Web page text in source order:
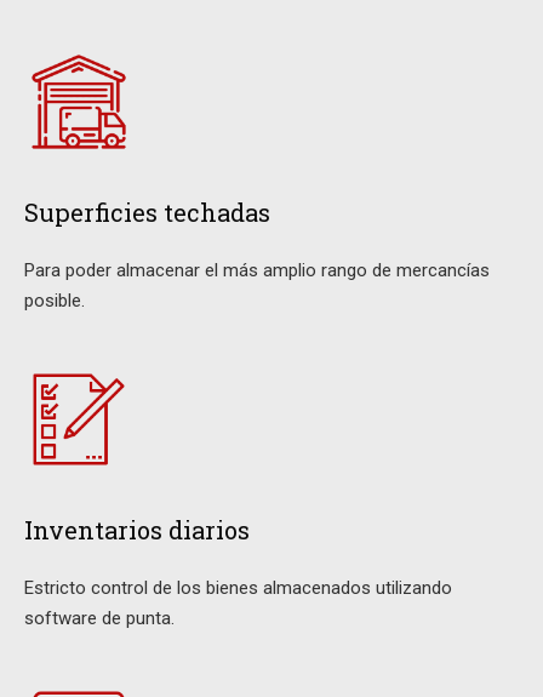
Superficies techadas
Para poder almacenar el más amplio rango de mercancías
posible.
Inventarios diarios
Estricto control de los bienes almacenados utilizando
software de punta.